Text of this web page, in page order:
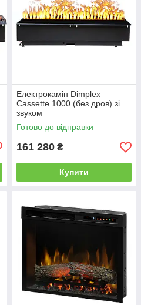
Електрокамін Dimplex
Cassette 1000 (без дров) зі
звуком
Готово до відправки
161 280 ₴
Купити